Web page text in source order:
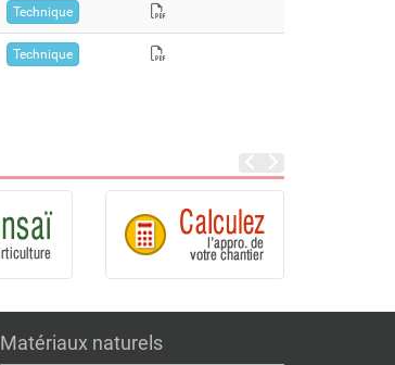
Technique
Technique
Matériaux naturels